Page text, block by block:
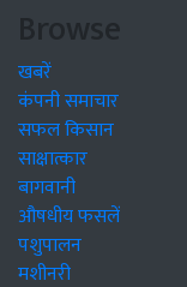
Browse
खबरें
कंपनी समाचार
सफल किसान
साक्षात्कार
बागवानी
औषधीय फसलें
पशुपालन
मशीनरी